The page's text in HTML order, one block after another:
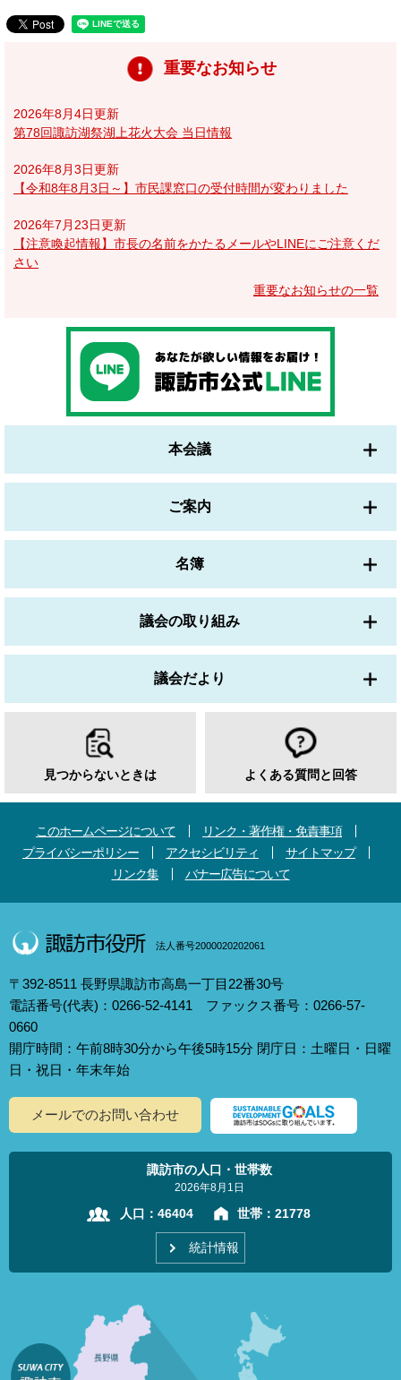
重要なお知らせ
2026年8月4日更新
第78回諏訪湖祭湖上花火大会 当日情報
2026年8月3日更新
【令和8年8月3日～】市民課窓口の受付時間が変わりました
2026年7月23日更新
【注意喚起情報】市長の名前をかたるメールやLINEにご注意くだ
さい
重要なお知らせの一覧
本会議
ご案内
名簿
議会の取り組み
議会だより
見つからないときは よくある質問と回答
このホームページについて
リンク・著作権・免責事項
プライバシーポリシー
アクセシビリティ
サイトマップ
リンク集
バナー広告について
法人番号2000020202061
〒392-8511 長野県諏訪市高島一丁目22番30号
電話番号(代表)：0266-52-4141 ファックス番号：0266-57-
0660
開庁時間：午前8時30分から午後5時15分 閉庁日：土曜日・日曜
日・祝日・年末年始
メールでのお問い合わせ
諏訪市の人口・世帯数
2026年8月1日
人口： 46404 世帯： 21778
統計情報